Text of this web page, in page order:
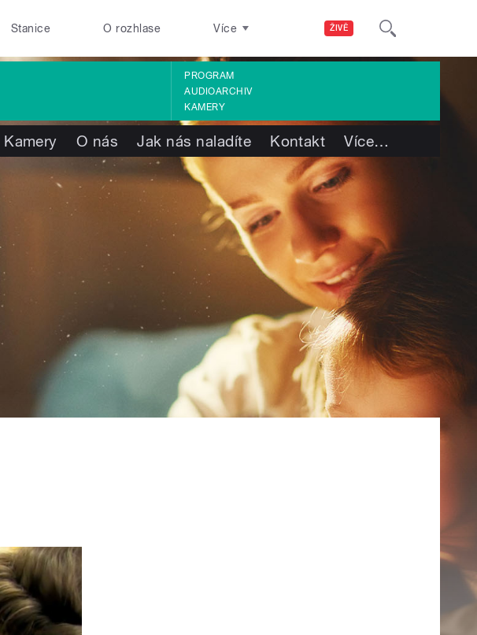
ŽIVĚ
Stanice O rozhlase Více
PROGRAM
AUDIOARCHIV
KAMERY
Kamery O nás Jak nás naladíte Kontakt Více…